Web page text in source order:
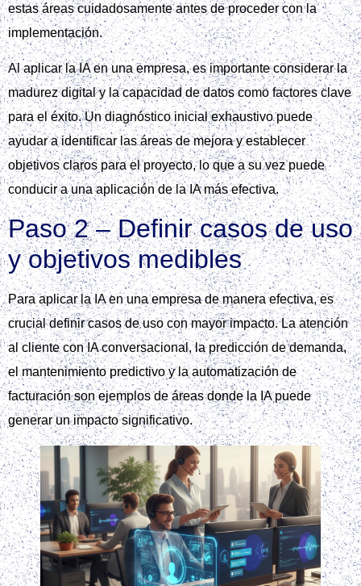
estas áreas cuidadosamente antes de proceder con la
implementación.
Al aplicar la IA en una empresa, es importante considerar la
madurez digital y la capacidad de datos como factores clave
para el éxito. Un diagnóstico inicial exhaustivo puede
ayudar a identificar las áreas de mejora y establecer
objetivos claros para el proyecto, lo que a su vez puede
conducir a una aplicación de la IA más efectiva.
Paso 2 – Definir casos de uso
y objetivos medibles
Para aplicar la IA en una empresa de manera efectiva, es
crucial definir casos de uso con mayor impacto. La atención
al cliente con IA conversacional, la predicción de demanda,
el mantenimiento predictivo y la automatización de
facturación son ejemplos de áreas donde la IA puede
generar un impacto significativo.